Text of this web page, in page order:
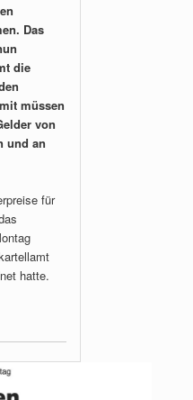
Das
die
müssen
von
und an
für
hatte.